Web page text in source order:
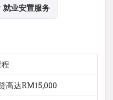
就业安置服务
高达RM15,000